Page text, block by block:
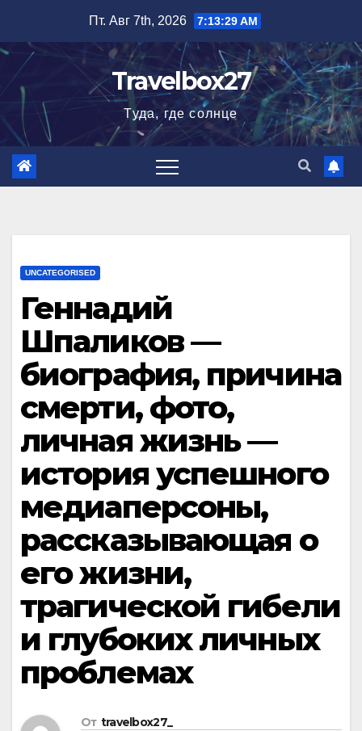
содержимому
Пт. Авг 7th, 2026 7:13:29 AM
Travelbox27
Туда, где солнце
UNCATEGORISED
Геннадий
Шпаликов —
биография, причина
смерти, фото,
личная жизнь —
история успешного
медиаперсоны,
рассказывающая о
его жизни,
трагической гибели
и глубоких личных
проблемах
От travelbox27_